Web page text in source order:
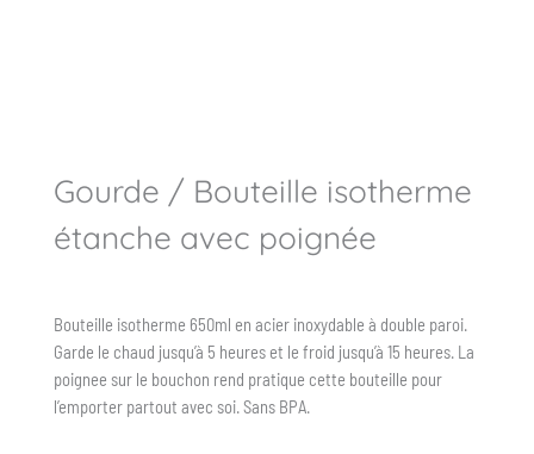
Gourde / Bouteille isotherme
étanche avec poignée
Bouteille isotherme 650ml en acier inoxydable à double paroi.
Garde le chaud jusqu’à 5 heures et le froid jusqu’à 15 heures. La
poignee sur le bouchon rend pratique cette bouteille pour
l’emporter partout avec soi. Sans BPA.